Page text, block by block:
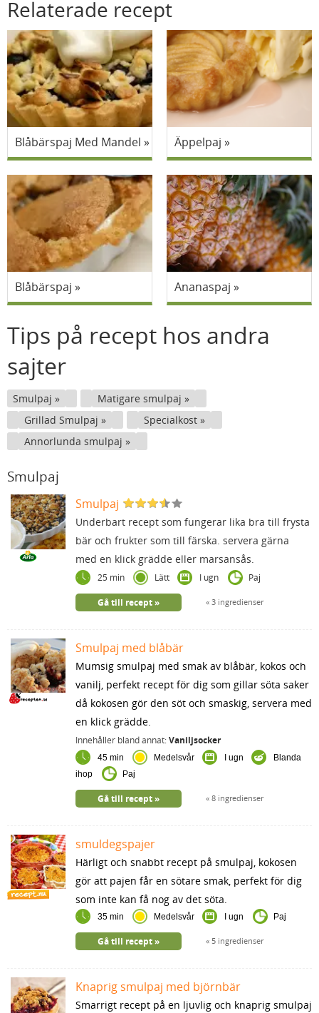
Relaterade recept
Blåbärspaj Med Mandel Äppelpaj
Blåbärspaj Ananaspaj
Tips på recept hos andra
sajter
Smulpaj
Matigare smulpaj
Grillad Smulpaj
Specialkost
Annorlunda smulpaj
Smulpaj
Smulpaj
Underbart recept som fungerar lika bra till frysta
bär och frukter som till färska. servera gärna
med en klick grädde eller marsansås.
25 min Lätt I ugn Paj
3 ingredienser
Gå till recept
Smulpaj med blåbär
Mumsig smulpaj med smak av blåbär, kokos och
vanilj, perfekt recept för dig som gillar söta saker
då kokosen gör den söt och smaskig, servera med
en klick grädde.
Innehåller bland annat:Vaniljsocker
45 min Medelsvår I ugn
Blanda
ihop
Paj
8 ingredienser
Gå till recept
smuldegspajer
Härligt och snabbt recept på smulpaj, kokosen
gör att pajen får en sötare smak, perfekt för dig
som inte kan få nog av det söta.
35 min Medelsvår I ugn Paj
5 ingredienser
Gå till recept
Knaprig smulpaj med björnbär
Smarrigt recept på en ljuvlig och knaprig smulpaj